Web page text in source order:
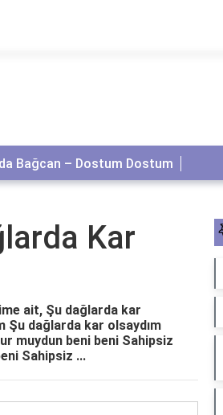
Bağcan – Dostum Dostum
Kar
ait, Şu dağlarda kar
Şu dağlarda kar olsaydım
muydun beni beni Sahipsiz
Sahipsiz ...